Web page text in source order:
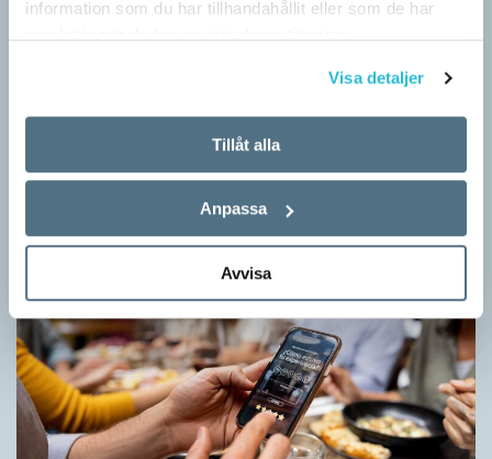
information som du har tillhandahållit eller som de har
Visa detaljer
Tillåt alla
Anpassa
Avvisa
Mer fokus på engelsk litteratur
överleva AI-omställningen. Alla som kan beskrivas som
medelmåttor kommer att ersättas av maskiner. Det visar en
rapport…